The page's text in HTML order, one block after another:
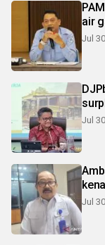
air
Jul
Jul
Jul